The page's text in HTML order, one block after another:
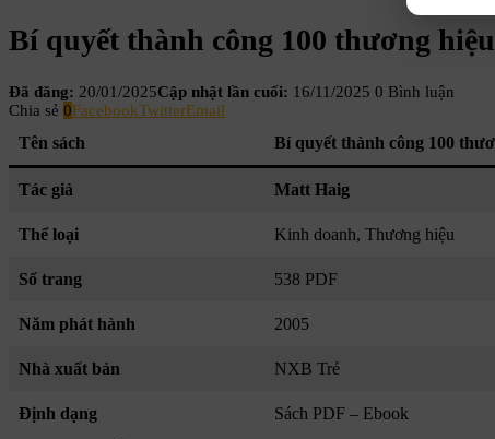
Bí quyết thành công 100 thương
Đã đăng: 20/01/2025Cập nhật lần cuối: 16/11/2025 0 Bình luận
Chia sẻ 0FacebookTwitterEmail
Tên sách Bí quyết thành công 100
Tác giả Matt Haig
Thể loại Kinh doanh, Thương hiệu
Số trang 538 PDF
Năm phát hành 2005
Nhà xuất bản NXB Trẻ
Định dạng
Sách PDF – Ebook